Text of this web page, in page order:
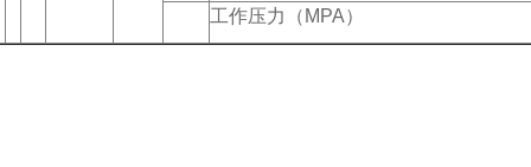
工作压力（ MPA）